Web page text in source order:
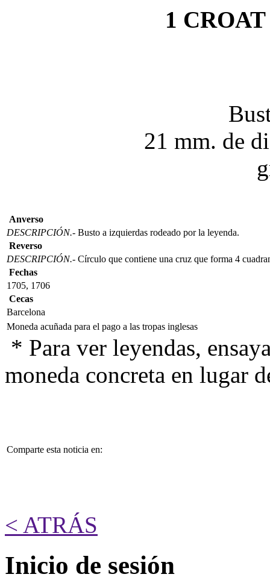
1
21 mm. de
Anverso
DESCRIPCIÓN.- Busto a izquierdas rodeado por la leyenda.
Reverso
DESCRIPCIÓN.- Círculo que contiene una cruz que forma 4
Fechas
1705, 1706
Cecas
Barcelona
Moneda acuñada para el pago a las tropas inglesas
* Para ver leyendas,
moneda concreta en lugar
Comparte esta noticia en:
< ATRÁS
Inicio de sesión